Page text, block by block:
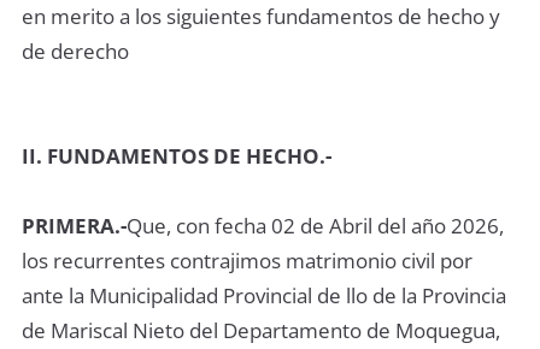
en merito a los siguientes fundamentos de hecho y
de derecho
II. FUNDAMENTOS DE HECHO.-
PRIMERA.-Que, con fecha 02 de Abril del año 2026,
los recurrentes contrajimos matrimonio civil por
ante la Municipalidad Provincial de llo de la Provincia
de Mariscal Nieto del Departamento de Moquegua,